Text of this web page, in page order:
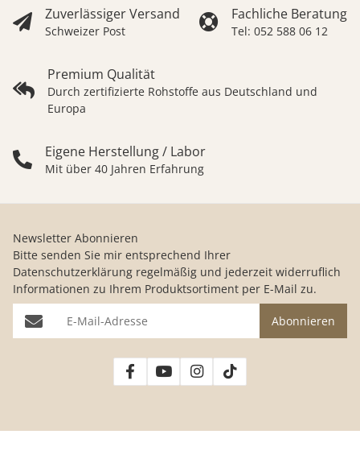
Zuverlässiger Versand
Schweizer Post
Fachliche Beratung
Tel: 052 588 06 12
Premium Qualität
Durch zertifizierte Rohstoffe aus Deutschland und
Europa
Eigene Herstellung / Labor
Mit über 40 Jahren Erfahrung
Newsletter Abonnieren
Bitte senden Sie mir entsprechend Ihrer
Datenschutzerklärung regelmäßig und jederzeit widerruflich
Informationen zu Ihrem Produktsortiment per E-Mail zu.
E-Mail-Adresse Abonnieren